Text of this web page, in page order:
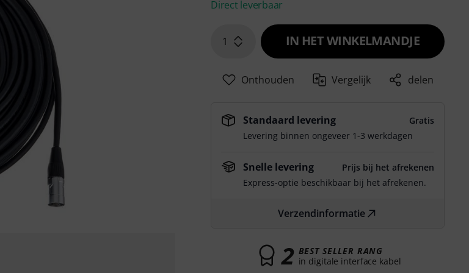
Direct leverbaar
1 IN HET WINKELMANDJE
Onthouden Vergelijk delen
Standaard levering
Gratis
Levering binnen ongeveer 1-3 werkdagen
Snelle levering
Prijs bij het afrekenen
Express-optie beschikbaar bij het afrekenen.
Verzendinformatie
2 BEST SELLER RANG
in digitale interface kabel